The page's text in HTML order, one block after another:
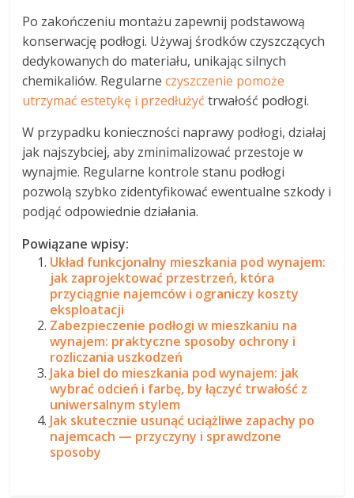
Po zakończeniu montażu zapewnij podstawową
konserwację podłogi. Używaj środków czyszczących
dedykowanych do materiału, unikając silnych
chemikaliów. Regularneczyszczenie pomoże
utrzymać estetykę i przedłużyć trwałość podłogi.
W przypadku konieczności naprawy podłogi, działaj
jak najszybciej, aby zminimalizować przestoje w
wynajmie. Regularne kontrole stanu podłogi
pozwolą szybko zidentyfikować ewentualne szkody i
podjąć odpowiednie działania.
Powiązane wpisy:
Układ funkcjonalny mieszkania pod wynajem:
jak zaprojektować przestrzeń, która
przyciągnie najemców i ograniczy koszty
eksploatacji
Zabezpieczenie podłogi w mieszkaniu na
wynajem: praktyczne sposoby ochrony i
rozliczania uszkodzeń
Jaka biel do mieszkania pod wynajem: jak
wybrać odcień i farbę, by łączyć trwałość z
uniwersalnym stylem
Jak skutecznie usunąć uciążliwe zapachy po
najemcach — przyczyny i sprawdzone
sposoby